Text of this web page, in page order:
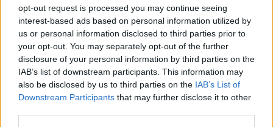
opt-out request is processed you may continue seeing
interest-based ads based on personal information utilized by
us or personal information disclosed to third parties prior to
your opt-out. You may separately opt-out of the further
disclosure of your personal information by third parties on the
IAB’s list of downstream participants. This information may
also be disclosed by us to third parties on the IAB’s List of
Downstream Participants that may further disclose it to other
2026. augusztus 08., szombat
„A legerősebb garancia” –
Megnevezte államfőjelöltjét a
Tisza Párt